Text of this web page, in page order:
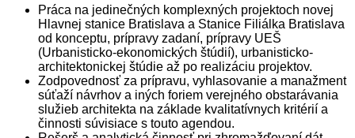
Práca na jedinečných komplexných projektoch novej
Hlavnej stanice Bratislava a Stanice Filiálka Bratislava
od konceptu, prípravy zadaní, prípravy UEŠ
(Urbanisticko-ekonomických štúdií), urbanisticko-
architektonickej štúdie až po realizáciu projektov.
Zodpovednosť za prípravu, vyhlasovanie a manažment
súťaží návrhov a iných foriem verejného obstarávania
služieb architekta na základe kvalitatívnych kritérií a
činnosti súvisiace s touto agendou.